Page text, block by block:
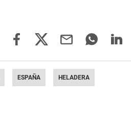
ESPAÑA HELADERA